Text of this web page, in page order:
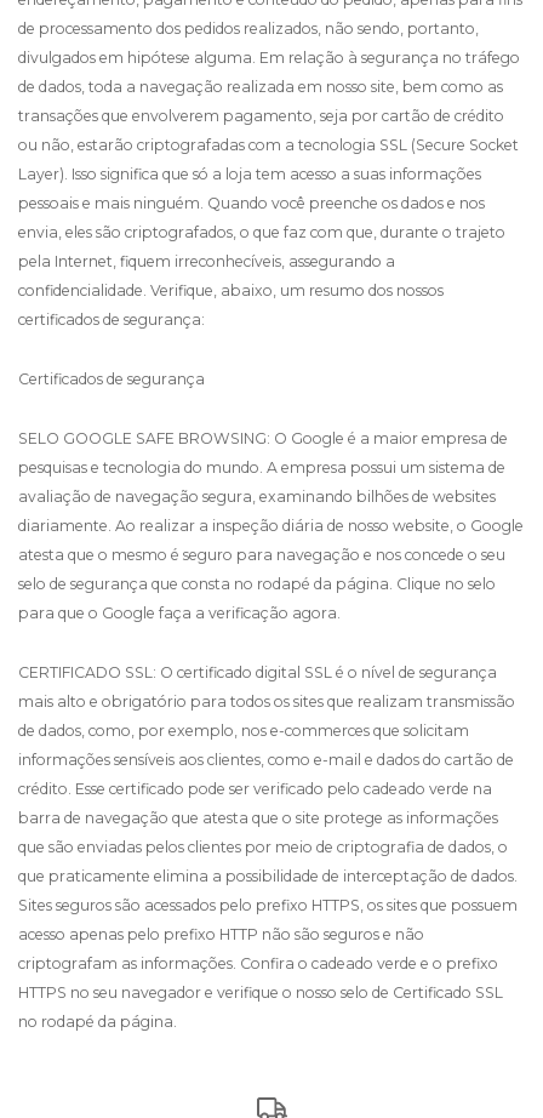
de processamento dos pedidos realizados, não sendo, portanto,
divulgados em hipótese alguma. Em relação à segurança no tráfego
de dados, toda a navegação realizada em nosso site, bem como as
transações que envolverem pagamento, seja por cartão de crédito
ou não, estarão criptografadas com a tecnologia SSL (Secure Socket
Layer). Isso significa que só a loja tem acesso a suas informações
pessoais e mais ninguém. Quando você preenche os dados e nos
envia, eles são criptografados, o que faz com que, durante o trajeto
pela Internet, fiquem irreconhecíveis, assegurando a
confidencialidade. Verifique, abaixo, um resumo dos nossos
certificados de segurança:
Certificados de segurança
SELO GOOGLE SAFE BROWSING: O Google é a maior empresa de
pesquisas e tecnologia do mundo. A empresa possui um sistema de
avaliação de navegação segura, examinando bilhões de websites
diariamente. Ao realizar a inspeção diária de nosso website, o Google
atesta que o mesmo é seguro para navegação e nos concede o seu
selo de segurança que consta no rodapé da página. Clique no selo
para que o Google faça a verificação agora.
CERTIFICADO SSL: O certificado digital SSL é o nível de segurança
mais alto e obrigatório para todos os sites que realizam transmissão
de dados, como, por exemplo, nos e-commerces que solicitam
informações sensíveis aos clientes, como e-mail e dados do cartão de
crédito. Esse certificado pode ser verificado pelo cadeado verde na
barra de navegação que atesta que o site protege as informações
que são enviadas pelos clientes por meio de criptografia de dados, o
que praticamente elimina a possibilidade de interceptação de dados.
Sites seguros são acessados pelo prefixo HTTPS, os sites que possuem
acesso apenas pelo prefixo HTTP não são seguros e não
criptografam as informações. Confira o cadeado verde e o prefixo
HTTPS no seu navegador e verifique o nosso selo de Certificado SSL
no rodapé da página.